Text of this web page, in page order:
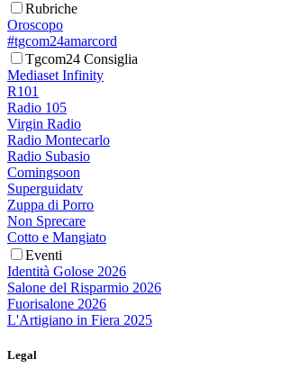
Rubriche
Oroscopo
#tgcom24amarcord
Tgcom24 Consiglia
Mediaset Infinity
R101
Radio 105
Virgin Radio
Radio Montecarlo
Radio Subasio
Comingsoon
Superguidatv
Zuppa di Porro
Non Sprecare
Cotto e Mangiato
Eventi
Identità Golose 2026
Salone del Risparmio 2026
Fuorisalone 2026
L'Artigiano in Fiera 2025
Legal